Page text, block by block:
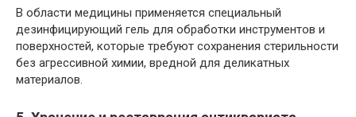
В области медицины применяется специальный
дезинфицирующий гель для обработки инструментов и
поверхностей, которые требуют сохранения стерильности
без агрессивной химии, вредной для деликатных
материалов.